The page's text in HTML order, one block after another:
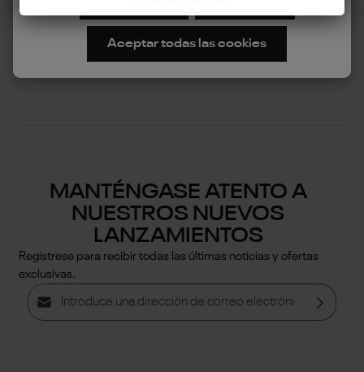
Política de privacidad
Términos y condiciones
MANTÉNGASE ATENTO A
NUESTROS NUEVOS
LANZAMIENTOS
Regístrese para recibir todas las últimas noticias y ofertas
exclusivas.
Dirección de correo electrónico*
Aceptar todas las cookies